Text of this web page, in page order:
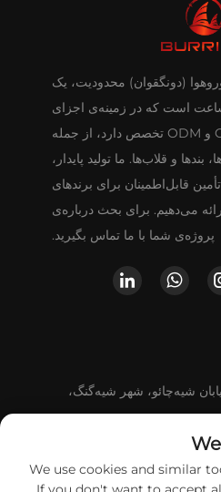
(دونگقوان) محدودیت، یک
ساعت است که در زمینه‌ی اجزای
ساعت به‌صورت OEM و ODM تخصص دارد، از جمله
و قلاب‌ها. ما تولید پایدار،
قابل‌اطمینان برای برندهای
می‌دهیم. برای بحث درباره‌ی
پروژه‌ی شما با ما تماس بگیرید.
5، شماره 459 خیابان شیه‌چائو، شهر شیه‌گنگ،
We use cookies and similar